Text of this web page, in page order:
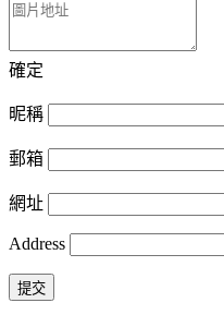
確定
昵稱
郵箱
網址
Address
提交